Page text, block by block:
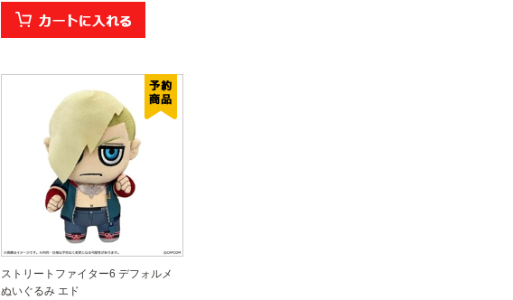
ストリートファイター6 デフォルメ
ぬいぐるみ エド